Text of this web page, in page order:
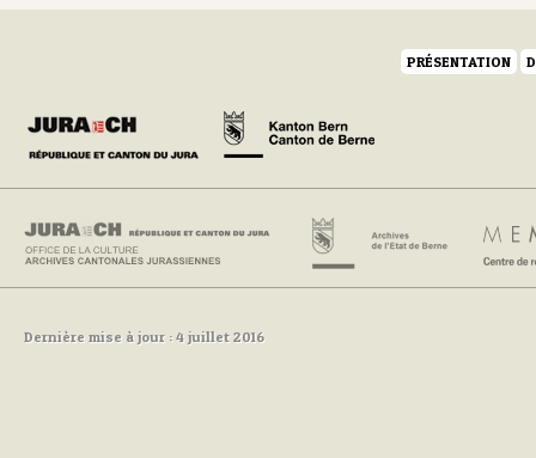
PRÉSENTATION
Dernière mise à jour : 4 juillet 2016